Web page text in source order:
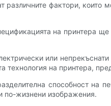
фактори, които
на принтера
или
технология на принтера,
способност на
по-жизнени изображения.